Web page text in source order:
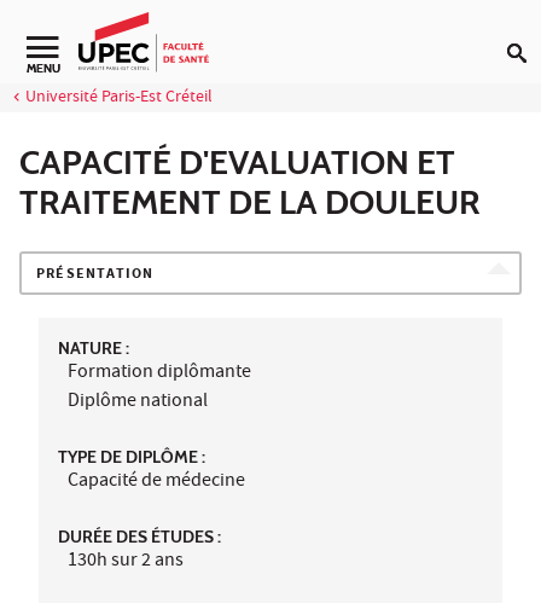
Aller au contenu
Navigation secondaire
MENU
Université Paris-Est Créteil
CAPACITÉ D'EVALUATION ET
TRAITEMENT DE LA DOULEUR
PRÉSENTATION
NATURE :
Formation diplômante
Diplôme national
TYPE DE DIPLÔME :
Capacité de médecine
DURÉE DES ÉTUDES :
130h sur 2 ans